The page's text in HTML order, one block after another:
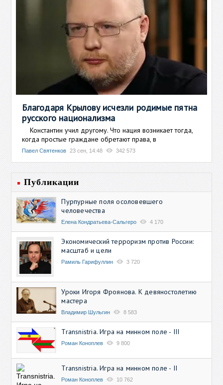
Благодаря Крылову исчезли родимые пятна
русского национализма
Константин учил другому. Что нация возникает тогда,
когда простые граждане обретают права, в
Павел Святенков 23 сен, 14:48 342 573
Публикации
Пурпурные поля осоловевшего
человечества
Елена Кондратьева-Сальгеро 4 170
Экономический терроризм против России:
масштаб и цели
Рамиль Гарифуллин 3 720
Уроки Игоря Фроянова. К девяностолетию
мастера
Владимир Шульгин 8 583
Transnistria. Игра на минном поле - III
Роман Коноплев 9 800
Transnistria. Игра на минном поле - II
Роман Коноплев 10 762